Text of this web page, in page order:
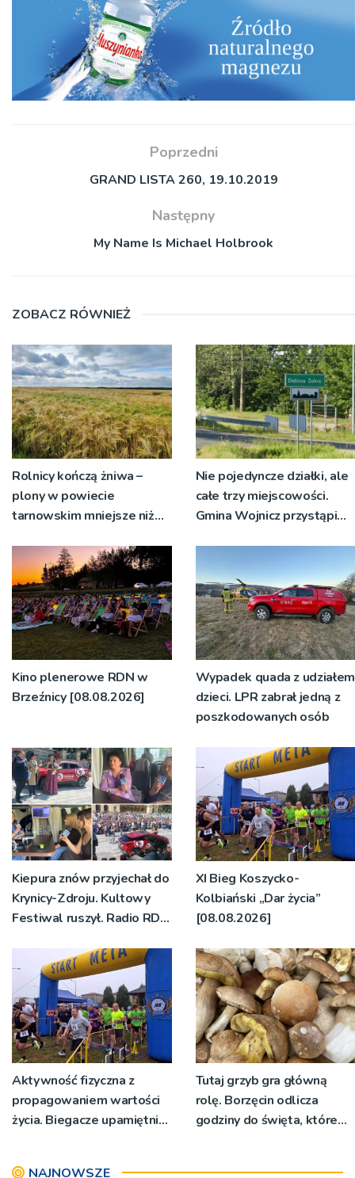
Poprzedni
GRAND LISTA 260, 19.10.2019
Następny
My Name Is Michael Holbrook
ZOBACZ RÓWNIEŻ
Rolnicy kończą żniwa –
plony w powiecie
tarnowskim mniejsze niż
Nie pojedyncze działki, ale
całe trzy miejscowości.
Gmina Wojnicz przystąpi
Kino plenerowe RDN w
Brzeźnicy [08.08.2026]
Wypadek quada z udziałem
dzieci. LPR zabrał jedną z
poszkodowanych osób
Kiepura znów przyjechał do
Krynicy-Zdroju. Kultowy
Festiwal ruszył. Radio RDN
żywo [ZDJĘCIA]
XI Bieg Koszycko-
Kolbiański „Dar życia”
[08.08.2026]
Aktywność fizyczna z
propagowaniem wartości
życia. Biegacze upamiętnili
Tutaj grzyb gra główną
rolę. Borzęcin odlicza
godziny do święta, które
NAJNOWSZE